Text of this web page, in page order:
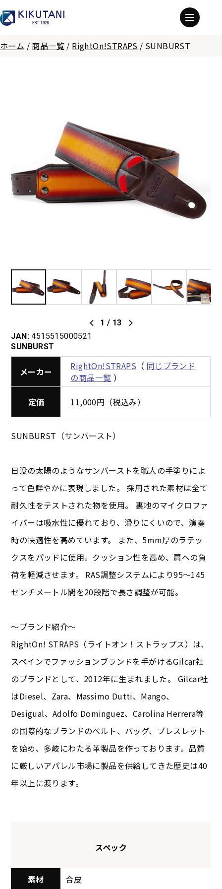
ホーム / 商品一覧 / RightOn!STRAPS / SUNBURST
1 / 13
JAN: 4515515000521
SUNBURST
メーカー RightOn!STRAPS （ 同じブランド
の商品一覧 ）
定価 11,000円（税込み）
SUNBURST（サンバースト）
日没の太陽のようなサンバーストを職人の手塗りによ
って色鮮やかに表現しました。 採用された素材は全て
耐久性をテストされた物を使用。 裏地のマイクロファ
イバーは吸水性に優れており、滑りにくいので、演奏
時の快適性を高めています。 また、5mm厚のラテッ
クスをパッドに使用。クッション性を高め、肩への負
荷を軽減させます。 RAS調整システムにより95～145
センチメートル間を20段階で長さ調整が可能。
～ブランド紹介～
RightOn! STRAPS（ライトオン！ストラップス）は、
スペインでファッションブランドを手がけるGilcar社
のブランドとして、2012年に生まれました。 Gilcar社
はDiesel、Zara、Massimo Dutti、Mango、
Desigual、Adolfo Dominguez、Carolina Herrera等
の国際的なブランドのベルト、バッグ、ブレスレット
を始め、多岐にわたる革製品を作っております。品質
に厳しいアパレル市場に製品を供給してきた歴史は40
年以上に渡ります。
スペック
素材 合皮